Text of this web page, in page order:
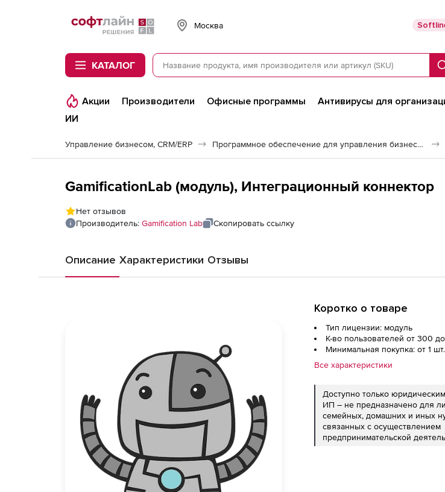
Softline
Москва
КАТАЛОГ
Акции Производители Офисные программы Антивирусы для
ИИ
Управление бизнесом, CRM/ERP Программное обеспечение для управления бизнесом
GamificationLab (модуль), Интеграционный коннектор
Нет отзывов
Производитель: Gamification Lab Скопировать ссылку
Описание Характеристики Отзывы
Коротко о товаре
Тип лицензии: модуль
К-во пользователей от 300
Минимальная покупка: от 1 шт.
Все характеристики
Доступно только
ИП – не предназначено для
семейных, домашних и иных
связанных с осуществлением
предпринимательской